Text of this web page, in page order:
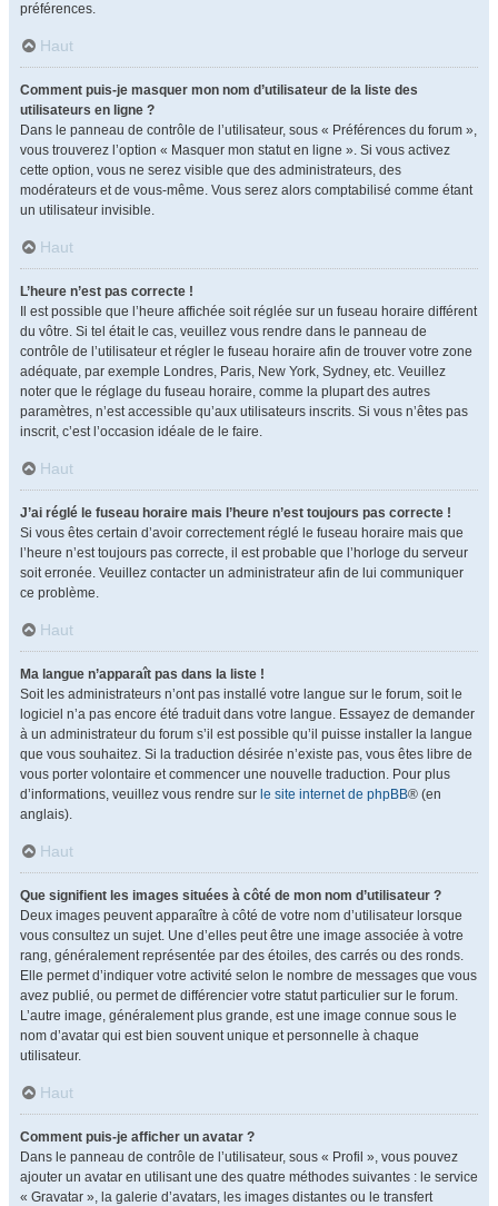
préférences.
Haut
Comment puis-je masquer mon nom d’utilisateur de la liste des
utilisateurs en ligne ?
Dans le panneau de contrôle de l’utilisateur, sous « Préférences du forum »,
vous trouverez l’option « Masquer mon statut en ligne ». Si vous activez
cette option, vous ne serez visible que des administrateurs, des
modérateurs et de vous-même. Vous serez alors comptabilisé comme étant
un utilisateur invisible.
Haut
L’heure n’est pas correcte !
Il est possible que l’heure affichée soit réglée sur un fuseau horaire différent
du vôtre. Si tel était le cas, veuillez vous rendre dans le panneau de
contrôle de l’utilisateur et régler le fuseau horaire afin de trouver votre zone
adéquate, par exemple Londres, Paris, New York, Sydney, etc. Veuillez
noter que le réglage du fuseau horaire, comme la plupart des autres
paramètres, n’est accessible qu’aux utilisateurs inscrits. Si vous n’êtes pas
inscrit, c’est l’occasion idéale de le faire.
Haut
J’ai réglé le fuseau horaire mais l’heure n’est toujours pas correcte !
Si vous êtes certain d’avoir correctement réglé le fuseau horaire mais que
l’heure n’est toujours pas correcte, il est probable que l’horloge du serveur
soit erronée. Veuillez contacter un administrateur afin de lui communiquer
ce problème.
Haut
Ma langue n’apparaît pas dans la liste !
Soit les administrateurs n’ont pas installé votre langue sur le forum, soit le
logiciel n’a pas encore été traduit dans votre langue. Essayez de demander
à un administrateur du forum s’il est possible qu’il puisse installer la langue
que vous souhaitez. Si la traduction désirée n’existe pas, vous êtes libre de
vous porter volontaire et commencer une nouvelle traduction. Pour plus
d’informations, veuillez vous rendre sur le site internet de phpBB® (en
anglais).
Haut
Que signifient les images situées à côté de mon nom d’utilisateur ?
Deux images peuvent apparaître à côté de votre nom d’utilisateur lorsque
vous consultez un sujet. Une d’elles peut être une image associée à votre
rang, généralement représentée par des étoiles, des carrés ou des ronds.
Elle permet d’indiquer votre activité selon le nombre de messages que vous
avez publié, ou permet de différencier votre statut particulier sur le forum.
L’autre image, généralement plus grande, est une image connue sous le
nom d’avatar qui est bien souvent unique et personnelle à chaque
utilisateur.
Haut
Comment puis-je afficher un avatar ?
Dans le panneau de contrôle de l’utilisateur, sous « Profil », vous pouvez
ajouter un avatar en utilisant une des quatre méthodes suivantes : le service
« Gravatar », la galerie d’avatars, les images distantes ou le transfert